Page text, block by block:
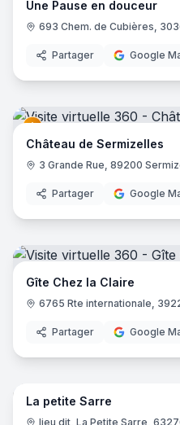
Une Pause en douceur
693 Chem. de Cubières,
Partager Google
Château de Sermizelles
3 Grande Rue, 89200
Partager Google
Gîte Chez la Claire
6765 Rte internationale,
Partager Google
La petite Sarre
lieu dit, La Petite Sarre,